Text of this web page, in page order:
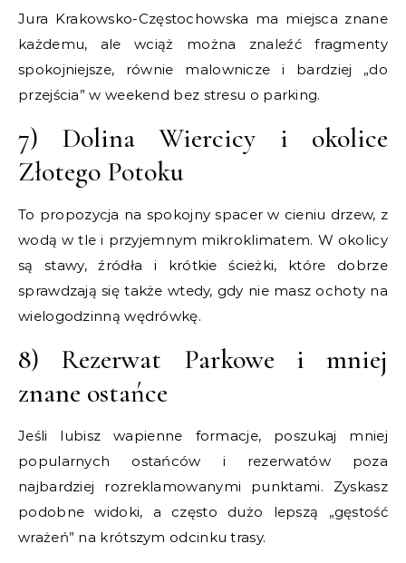
Jura Krakowsko-Częstochowska ma miejsca znane
każdemu, ale wciąż można znaleźć fragmenty
spokojniejsze, równie malownicze i bardziej „do
przejścia” w weekend bez stresu o parking.
7) Dolina Wiercicy i okolice
Złotego Potoku
To propozycja na spokojny spacer w cieniu drzew, z
wodą w tle i przyjemnym mikroklimatem. W okolicy
są stawy, źródła i krótkie ścieżki, które dobrze
sprawdzają się także wtedy, gdy nie masz ochoty na
wielogodzinną wędrówkę.
8) Rezerwat Parkowe i mniej
znane ostańce
Jeśli lubisz wapienne formacje, poszukaj mniej
popularnych ostańców i rezerwatów poza
najbardziej rozreklamowanymi punktami. Zyskasz
podobne widoki, a często dużo lepszą „gęstość
wrażeń” na krótszym odcinku trasy.